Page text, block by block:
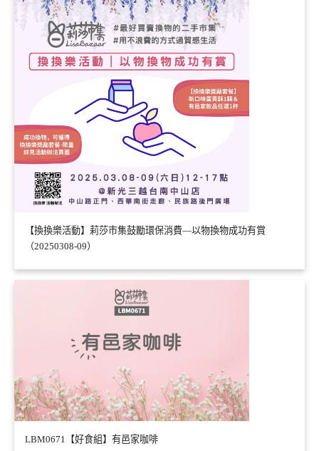
【換換樂活動】莉莎市集鼓勵環保消費—以物換物成功有賞
（20250308-09）
LBM0671【好食組】有邑家咖啡